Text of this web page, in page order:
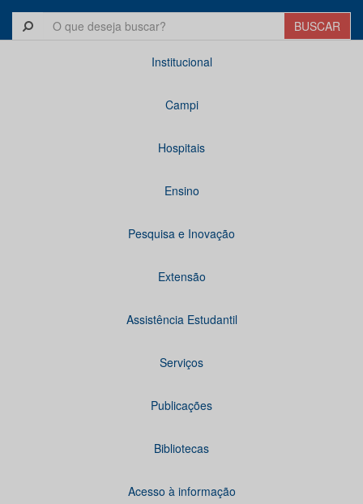
Institucional
Campi
Hospitais
Ensino
Pesquisa e Inovação
Extensão
Assistência Estudantil
Serviços
Publicações
Bibliotecas
Acesso à informação